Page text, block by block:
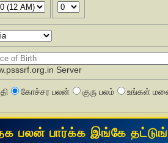
Server
கோச்சர பலன் குரு பலம் உங்கள்